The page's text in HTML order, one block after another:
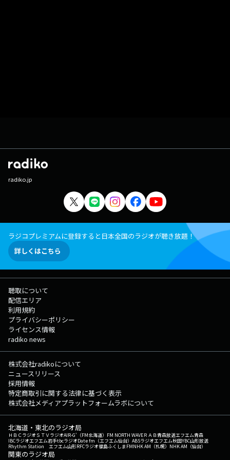
radiko.jp
ラジコプレミアムに登録すると日本全国のラジオが聴き放題！
詳しくはこちら
聴取について
配信エリア
利用規約
プライバシーポリシー
ライセンス情報
radiko news
株式会社radikoについて
ニュースリリース
採用情報
特定商取引に関する法律に基づく表示
株式会社メディアプラットフォームラボについて
北海道・東北のラジオ局
ＨＢＣラジオＳＴＶラジオAIR-G'（FM北海道） FM NORTH WAVEＲＡＢ青森放送エフエム青森
IBCラジオエフエム岩手tbcラジオDate fm（エフエム仙台） ABSラジオエフエム秋田YBC山形放送
Rhythm Station エフエム山形RFCラジオ福島ふくしまFMNHK AM（札幌） NHK AM（仙台）
関東のラジオ局